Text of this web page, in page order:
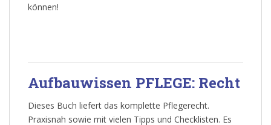
können!
Aufbauwissen PFLEGE: Recht
Dieses Buch liefert das komplette Pflegerecht.
Praxisnah sowie mit vielen Tipps und Checklisten. Es